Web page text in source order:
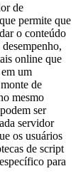
de
permite que
o conteúdo
online que
um
de
mesmo
ser
servidor
os usuários
de script
para